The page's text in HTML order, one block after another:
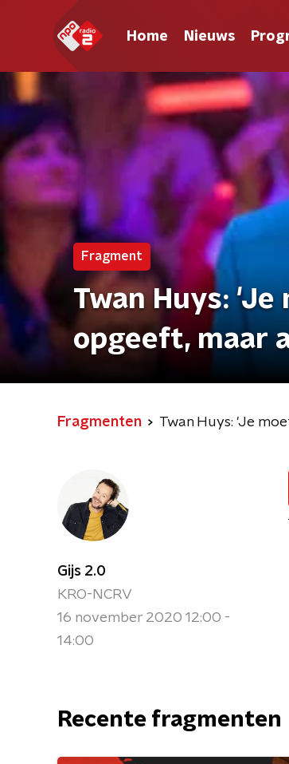
Home Nieuws
Fragment
Twan Huys:
opgeeft, maar
Fragmenten Twan Huys: 'Je
Gijs 2.0
KRO-NCRV
16 november 2020 12:00 -
14:00
Recente fragmenten